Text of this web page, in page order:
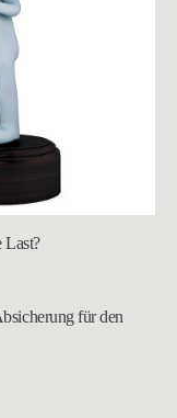
Last?
für den